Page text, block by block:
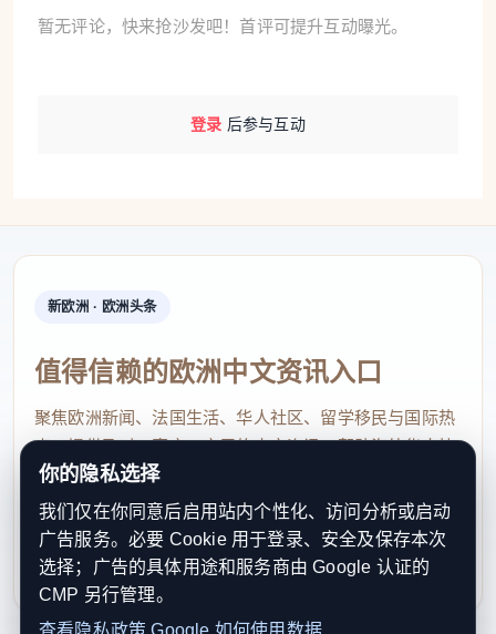
暂无评论，快来抢沙发吧！首评可提升互动曝光。
登录 后参与互动
新欧洲 · 欧洲头条
值得信赖的欧洲中文资讯入口
聚焦欧洲新闻、法国生活、华人社区、留学移民与国际热
点，提供及时、真实、实用的中文资讯，帮助海外华人快
速了解欧洲动态。
contact@xinouzhou.com
服务支持、版权与合作：工作日优先处理站务、投稿与权
利通知
你的隐私选择
我们仅在你同意后启用站内个性化、访问分析或启动
广告服务。必要 Cookie 用于登录、安全及保存本次
选择；广告的具体用途和服务商由 Google 认证的
CMP 另行管理。
查看隐私政策 Google 如何使用数据